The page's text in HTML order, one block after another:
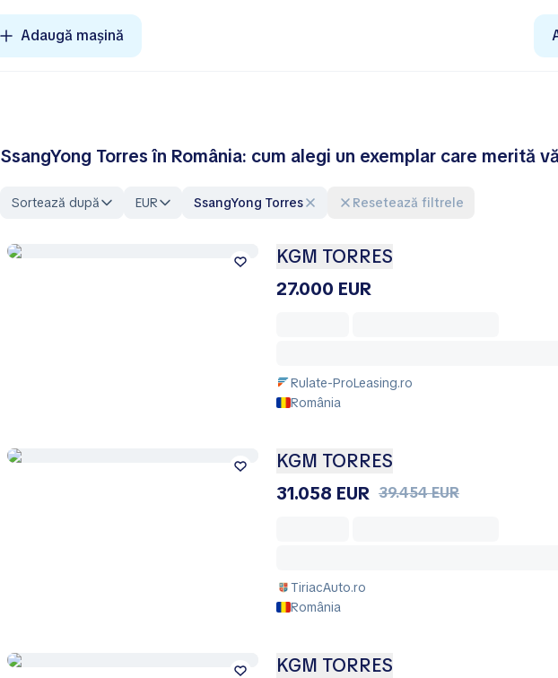
Adaugă mașină
SsangYong Torres în România: cum alegi un exemplar care merită
Sortează după EUR SsangYong Torres Resetează filtrele
KGM TORRES
27.000 EUR
Rulate-ProLeasing.ro
România
KGM TORRES
31.058 EUR 39.454 EUR
TiriacAuto.ro
România
KGM TORRES